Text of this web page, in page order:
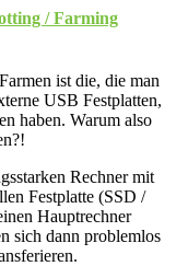
/ Farming
ist die, die man
USB Festplatten,
haben. Warum also
Rechner mit
Festplatte (SSD /
Hauptrechner
sich dann problemlos